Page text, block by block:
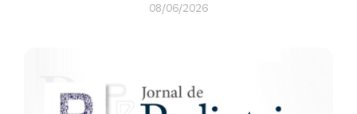
08/06/2026